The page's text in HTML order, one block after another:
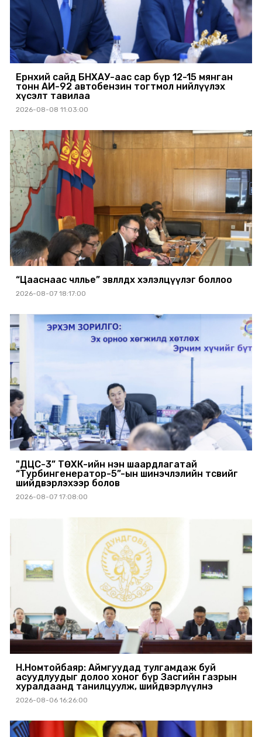
Ерөнхий сайд БНХАУ-аас сар бүр 12-15 мянган
тонн АИ-92 автобензин тогтмол нийлүүлэх
хүсэлт тавилаа
2026-08-08 11:03:00
“Цааснаас чөлөөлье” зөвлөлдөх хэлэлцүүлэг боллоо
2026-08-07 18:17:00
"ДЦС-3” ТӨХК-ийн нэн шаардлагатай
“Турбингенератор-5”-ын шинэчлэлийн төсвийг
шийдвэрлэхээр болов
2026-08-07 17:08:00
Н.Номтойбаяр: Аймгуудад тулгамдаж буй
асуудлуудыг долоо хоног бүр Засгийн газрын
хуралдаанд танилцуулж, шийдвэрлүүлнэ
2026-08-06 16:26:00